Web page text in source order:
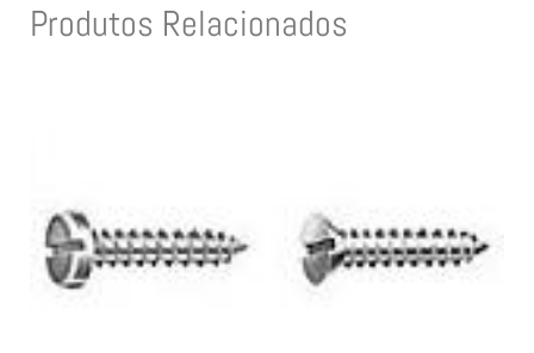
Produtos Relacionados